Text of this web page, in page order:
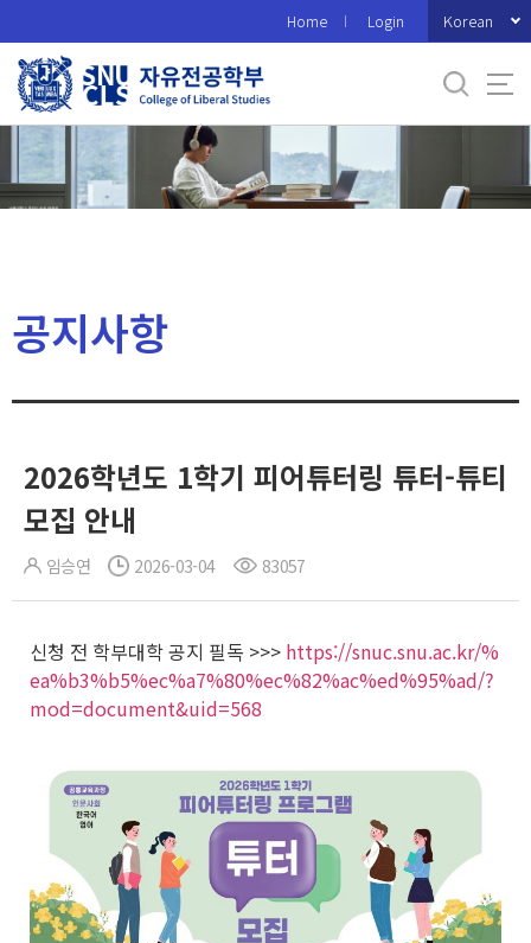
로
메
Home Login Korean
공지사항
2026학년도 1학기 피어튜터링 튜터-튜티
모집 안내
임승연 2026-03-04 83057
신청 전 학부대학 공지 필독 >>> https://snuc.snu.ac.kr/%
ea%b3%b5%ec%a7%80%ec%82%ac%ed%95%ad/?
mod=document&uid=568